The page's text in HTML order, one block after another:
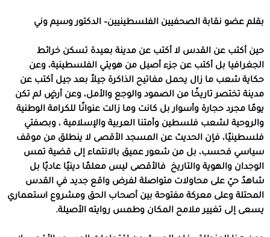
بقلم عضو نقابة الصحفيين الفلسطينيين– الدكتور وسيم وني
حين أكتب عن القدس لا أكتب عن مدينة بعيدة تسكن خرائط
الجغرافيا بل أكتب عن جزء أصيل من هويتي الفلسطينية، وعن
حكاية شعب ما زال يحمل مفاتيح الذاكرة جيلاً بعد جيل أكتب عن
مدينة تختصر تاريخًا من الصمود والوجع والأمل، وعن أرضٍ لم تكن
يومًا مجرد حجارة وأسوار بل كانت وما زالت عنوانًا للكرامة الوطنية
والروحية لشعب فلسطين وأمتنا العربية والإسلامية ، وبصفتي
فلسطينيًا، فإن الحديث عن المسجد الأقصى لا ينطلق من موقف
سياسي فحسب، بل من شعور عميق بالانتماء إلى قضية تمس
الوجدان والهوية والتاريخ
فالأقصى ليس معلمًا دينيًا عاديًا بل
شاهدٌ حيّ على محاولات متواصلة لفرض واقع جديد في القدس
المحتلة وعلى معركة مفتوحة بين أصحاب الحق ومشروع استعماري
يسعى إلى تغيير ملامح المكان وطمس روايته الأصيلة.